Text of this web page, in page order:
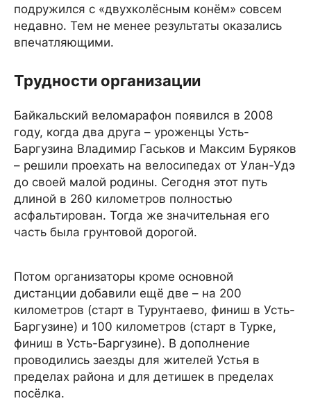
подружился с «двухколёсным конём» совсем
недавно. Тем не менее результаты оказались
впечатляющими.
Трудности организации
Байкальский веломарафон появился в 2008
году, когда два друга – уроженцы Усть-
Баргузина Владимир Гаськов и Максим Буряков
– решили проехать на велосипедах от Улан-Удэ
до своей малой родины. Сегодня этот путь
длиной в 260 километров полностью
асфальтирован. Тогда же значительная его
часть была грунтовой дорогой.
Потом организаторы кроме основной
дистанции добавили ещё две – на 200
километров (старт в Турунтаево, финиш в Усть-
Баргузине) и 100 километров (старт в Турке,
финиш в Усть-Баргузине). В дополнение
проводились заезды для жителей Устья в
пределах района и для детишек в пределах
посёлка.